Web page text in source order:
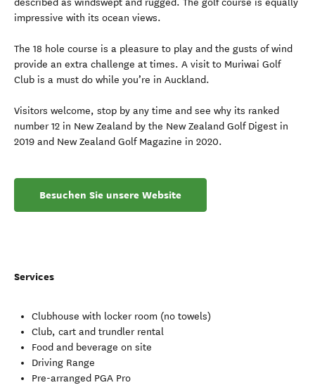
described as windswept and rugged. The golf course is equally
impressive with its ocean views.
The 18 hole course is a pleasure to play and the gusts of wind
provide an extra challenge at times. A visit to Muriwai Golf
Club is a must do while you’re in Auckland.
Visitors welcome, stop by any time and see why its ranked
number 12 in New Zealand by the New Zealand Golf Digest in
2019 and New Zealand Golf Magazine in 2020.
Besuchen Sie unsere Website
Services
Clubhouse with locker room (no towels)
Club, cart and trundler rental
Food and beverage on site
Driving Range
Pre-arranged PGA Pro